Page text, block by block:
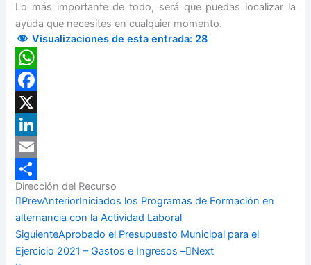
Lo más importante de todo, será que puedas localizar la
ayuda que necesites en cualquier momento.
Visualizaciones de esta entrada: 28
WhatsApp
Facebook
X
LinkedIn
Email
Compartir
Dirección del Recurso
PrevAnteriorIniciados los Programas de Formación en
alternancia con la Actividad Laboral
SiguienteAprobado el Presupuesto Municipal para el
Ejercicio 2021 – Gastos e Ingresos – Next